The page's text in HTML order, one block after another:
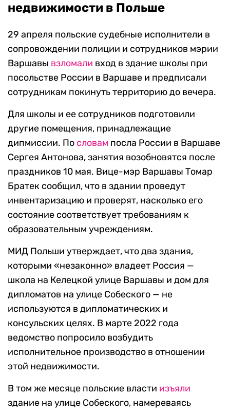
недвижимости в Польше
29 апреля польские судебные исполнители в
сопровождении полиции и сотрудников мэрии
Варшавы взломали вход в здание школы при
посольстве России в Варшаве и предписали
сотрудникам покинуть территорию до вечера.
Для школы и ее сотрудников подготовили
другие помещения, принадлежащие
дипмиссии. По словам посла России в Варшаве
Сергея Антонова, занятия возобновятся после
праздников 10 мая. Вице-мэр Варшавы Томар
Братек сообщил, что в здании проведут
инвентаризацию и проверят, насколько его
состояние соответствует требованиям к
образовательным учреждениям.
МИД Польши утверждает, что два здания,
которыми «незаконно» владеет Россия —
школа на Келецкой улице Варшавы и дом для
дипломатов на улице Собеского — не
используются в дипломатических и
консульских целях. В марте 2022 года
ведомство попросило возбудить
исполнительное производство в отношении
этой недвижимости.
В том же месяце польские власти изъяли
здание на улице Собеского, намереваясь